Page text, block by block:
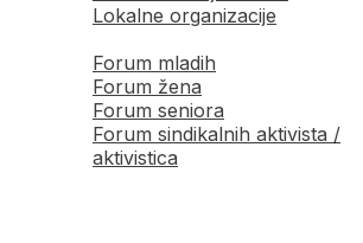
Lokalne organizacije
Forum mladih
Forum žena
Forum seniora
Forum sindikalnih aktivista /
aktivistica